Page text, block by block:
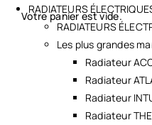
Votre panier est vide.
RADIATEURS
RADIATEURS
Les plus grandes
Radiateur
Radiateur
Radiateur
Radiateur